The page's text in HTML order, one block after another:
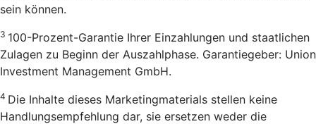
sein können.
3 100-Prozent-Garantie Ihrer Einzahlungen und staatlichen
Zulagen zu Beginn der Auszahlphase. Garantiegeber: Union
Investment Management GmbH.
4 Die Inhalte dieses Marketingmaterials stellen keine
Handlungsempfehlung dar, sie ersetzen weder die